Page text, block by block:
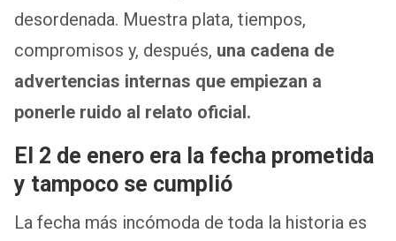
desordenada. Muestra plata, tiempos,
compromisos y, después, una cadena de
advertencias internas que empiezan a
ponerle ruido al relato oficial.
El 2 de enero era la fecha prometida
y tampoco se cumplió
La fecha más incómoda de toda la historia es